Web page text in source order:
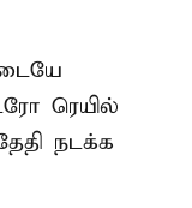
ரெயில்
நடக்க